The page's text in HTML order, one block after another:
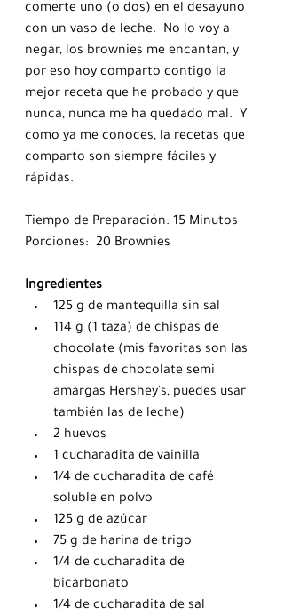
comerte uno (o dos) en el desayuno
con un vaso de leche.  No lo voy a
negar, los brownies me encantan, y
por eso hoy comparto contigo la
mejor receta que he probado y que
nunca, nunca me ha quedado mal.  Y
como ya me conoces, la recetas que
comparto son siempre fáciles y
rápidas.
Tiempo de Preparación: 15 Minutos
Porciones:  20 Brownies
Ingredientes
125 g de mantequilla sin sal
114 g (1 taza) de chispas de
chocolate (mis favoritas son las
chispas de chocolate semi
amargas Hershey's, puedes usar
también las de leche)
2 huevos
1 cucharadita de vainilla
1/4 de cucharadita de café
soluble en polvo
125 g de azúcar
75 g de harina de trigo
1/4 de cucharadita de
bicarbonato
1/4 de cucharadita de sal